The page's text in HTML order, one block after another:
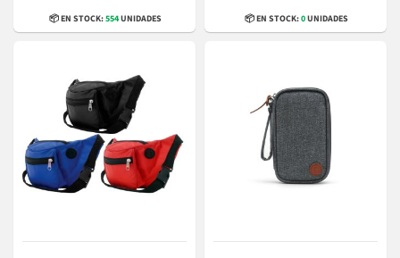
📦 EN STOCK:554UNIDADES 📦 EN STOCK:0UNIDADES